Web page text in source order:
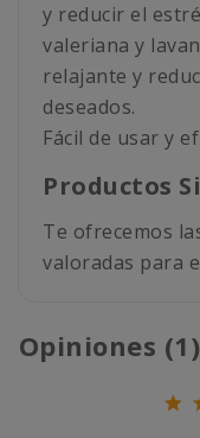
y reducir el
valeriana y
relajante y
deseados.
Fácil de usar y
Productos
Te ofrecemos
valoradas para
Opiniones